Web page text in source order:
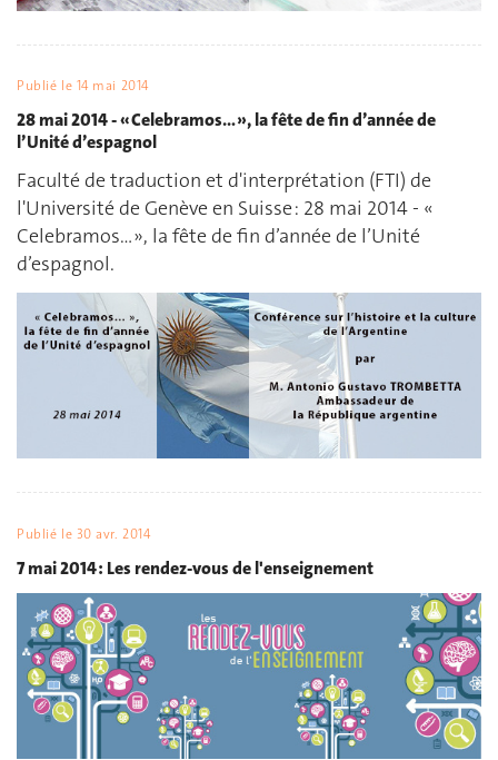
Publié le 14 mai 2014
28 mai 2014 - « Celebramos… », la fête de fin d’année de
l’Unité d’espagnol
Faculté de traduction et d'interprétation (FTI) de
l'Université de Genève en Suisse : 28 mai 2014 - «
Celebramos… », la fête de fin d’année de l’Unité
d’espagnol.
Publié le 30 avr. 2014
7 mai 2014 : Les rendez-vous de l'enseignement